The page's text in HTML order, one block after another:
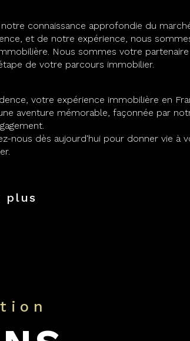
notre connaissance approfondie du
et de notre expérience, nous
Nous sommes votre
de votre parcours immobilier.
votre expérience immobilière en
aventure mémorable, façonnée par
nous dès aujourd'hui pour donner vie à
plus